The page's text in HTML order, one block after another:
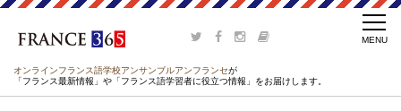
オンラインフランス語学校アンサンブルアンフランセが
「フランス最新情報」や「フランス語学習者に役立つ情報」をお届けします。